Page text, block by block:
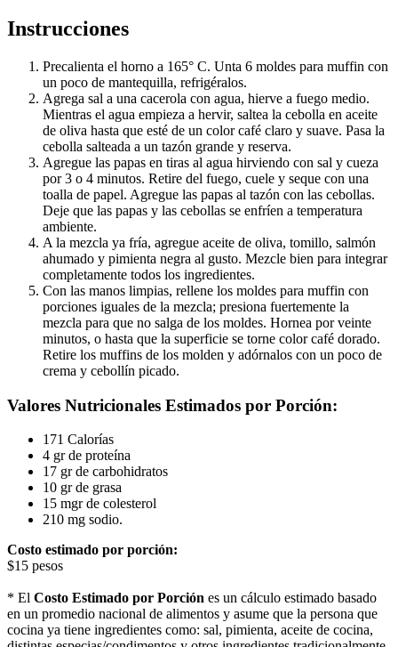
Instrucciones
Precalienta el horno a 165° C. Unta 6 moldes para muffin con
un poco de mantequilla, refrigéralos.
Agrega sal a una cacerola con agua, hierve a fuego medio.
Mientras el agua empieza a hervir, saltea la cebolla en aceite
de oliva hasta que esté de un color café claro y suave. Pasa la
cebolla salteada a un tazón grande y reserva.
Agregue las papas en tiras al agua hirviendo con sal y cueza
por 3 o 4 minutos. Retire del fuego, cuele y seque con una
toalla de papel. Agregue las papas al tazón con las cebollas.
Deje que las papas y las cebollas se enfríen a temperatura
ambiente.
A la mezcla ya fría, agregue aceite de oliva, tomillo, salmón
ahumado y pimienta negra al gusto. Mezcle bien para integrar
completamente todos los ingredientes.
Con las manos limpias, rellene los moldes para muffin con
porciones iguales de la mezcla; presiona fuertemente la
mezcla para que no salga de los moldes. Hornea por veinte
minutos, o hasta que la superficie se torne color café dorado.
Retire los muffins de los molden y adórnalos con un poco de
crema y cebollín picado.
Valores Nutricionales Estimados por Porción:
171 Calorías
4 gr de proteína
17 gr de carbohidratos
10 gr de grasa
15 mgr de colesterol
210 mg sodio.
Costo estimado por porción:
$15 pesos
* El Costo Estimado por Porción es un cálculo estimado basado
en un promedio nacional de alimentos y asume que la persona que
cocina ya tiene ingredientes como: sal, pimienta, aceite de cocina,